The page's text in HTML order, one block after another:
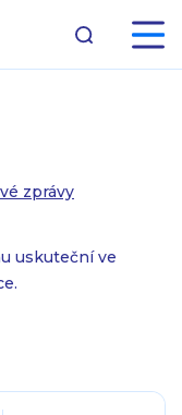
zprávy
uskuteční ve